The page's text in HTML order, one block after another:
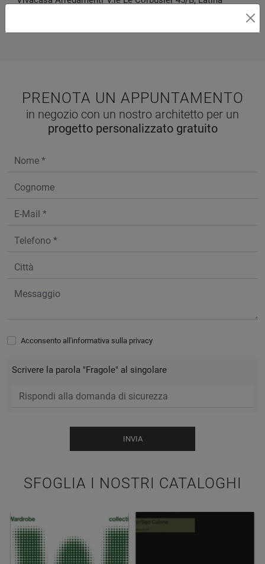
SFOGLIA I NOSTRI CATALOGHI
PRENOTA UN APPUNTAMENTO
in negozio con un nostro architetto per un
progetto personalizzato gratuito
Acconsento all'informativa sulla privacy
Scrivere la parola "Fragole" al singolare
INVIA